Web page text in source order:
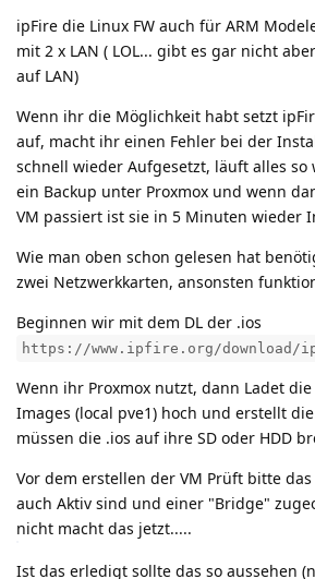
ipFire die Linux FW auch für ARM
mit 2 x LAN ( LOL... gibt es gar nicht
auf LAN)
Wenn ihr die Möglichkeit habt setzt
auf, macht ihr einen Fehler bei der
schnell wieder Aufgesetzt, läuft alles
ein Backup unter Proxmox und wenn
VM passiert ist sie in 5 Minuten wieder
Wie man oben schon gelesen hat
zwei Netzwerkkarten, ansonsten
Beginnen wir mit dem DL der .ios
https://www.ipfire.org/download/
Wenn ihr Proxmox nutzt, dann Ladet
Images (local pve1) hoch und erstellt
müssen die .ios auf ihre SD oder HDD
Vor dem erstellen der VM Prüft bitte
auch Aktiv sind und einer "Bridge"
nicht macht das jetzt.....
Ist das erledigt sollte das so aussehen